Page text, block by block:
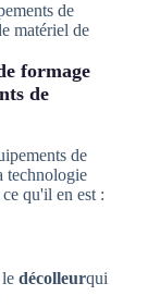
de
matériel de
formage
de
de
technologie
qu'il en est :
décolleurqui